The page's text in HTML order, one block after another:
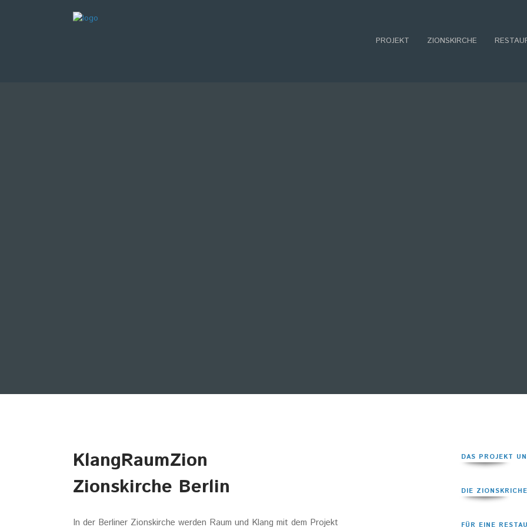
PROJEKT ZIONSKIRCHE
KlangRaumZion
Zionskirche Berlin
In der Berliner Zionskirche werden Raum und Klang mit dem Projekt
DAS PROJEKT
DIE